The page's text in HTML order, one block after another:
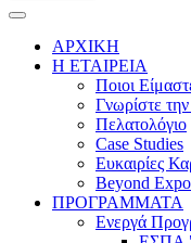
ΑΡΧΙΚΗ
Η ΕΤΑΙΡΕΙΑ
Ποιοι
Γνωρίστε
Πελατολόγιο
Case Studies
Ευκαιρίες
Beyond
ΠΡΟΓΡΑΜΜΑΤΑ
Ενεργά